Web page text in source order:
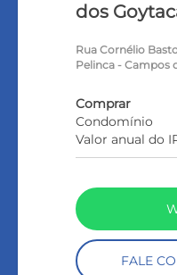
dos
Rua Cornélio
Pelinca - Campos
Comprar
Condomínio
Valor anual do
FALE